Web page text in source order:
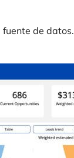
de datos.